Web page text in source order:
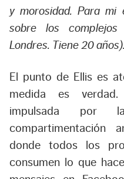
y morosidad. Para mi
sobre los
Londres. Tiene 20 años).
El punto de Ellis es
medida es
impulsada
compartimentación
donde todos los
consumen lo que